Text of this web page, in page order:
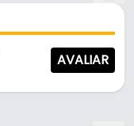
AVALIAR